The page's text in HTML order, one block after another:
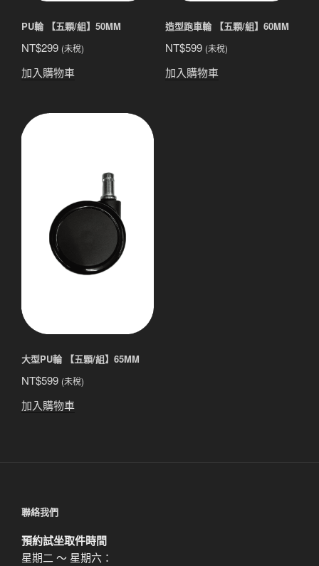
PU輪 【五顆/組】50MM
NT$299 (未稅)
加入購物車
造型跑車輪 【五顆/組】60MM
NT$599 (未稅)
加入購物車
大型PU輪 【五顆/組】65MM
NT$599 (未稅)
加入購物車
聯絡我們
預約試坐取件時間
星期二 ～ 星期六：